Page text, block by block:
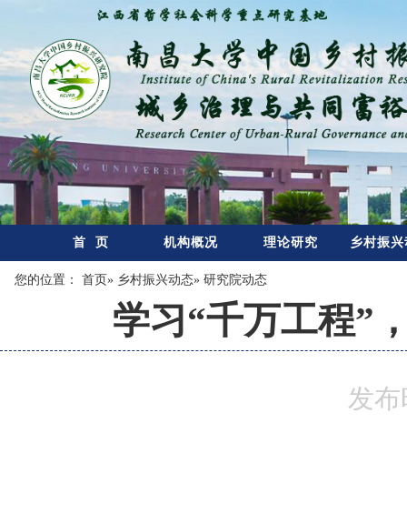
首 页 机构概况 理论研究 乡村振
您的位置： 首页» 乡村振兴动态» 研究院动态
学习“千万工程”
发布